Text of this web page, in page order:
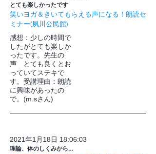
とても楽しかったです
笑いヨガ＆きいてもらえる声になる！朗読セ
ミナー(夙川公民館)
感想：少しの時間で
したがとても楽しか
ったです。先生の
声 とても良くとお
っていてステキで
す。受講理由：朗読
に興味があったの
で。(m.sさん)
2021年1月18日 18:06:03
理論、体のしくみから…